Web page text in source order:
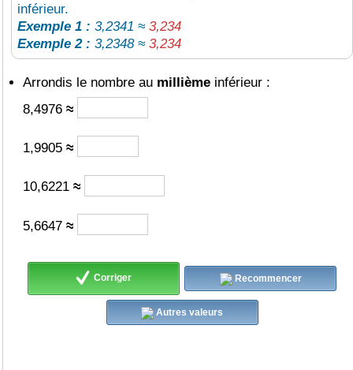
inférieur.
Exemple 1 : 3,2341 ≈ 3,234
Exemple 2 : 3,2348 ≈ 3,234
Arrondis le nombre au millième inférieur :
8,4976 ≈
1,9905 ≈
10,6221 ≈
5,6647 ≈
Corriger Recommencer
Autres valeurs